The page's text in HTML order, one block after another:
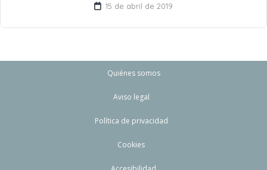
15 de abril de 2019
Quiénes somos
Aviso legal
Política de privacidad
Cookies